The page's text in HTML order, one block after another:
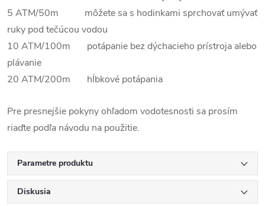
5 ATM/50m môžete sa s hodinkami sprchovať umývať
ruky pod tečúcou vodou
10 ATM/100m potápanie bez dýchacieho prístroja alebo
plávanie
20 ATM/200m hĺbkové potápania
Pre presnejšie pokyny ohľadom vodotesnosti sa prosím
riaďte podľa návodu na použitie.
Parametre produktu
Diskusia